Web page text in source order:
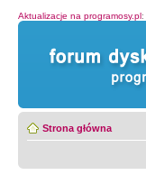
Aktualizacje na programosy.pl:
Strona główna